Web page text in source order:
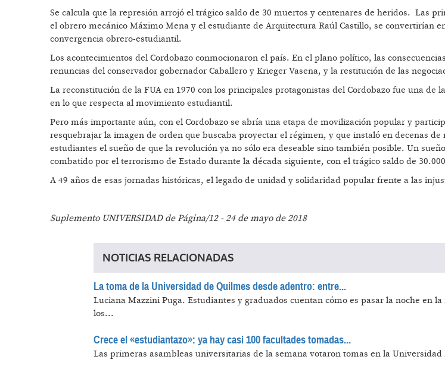
Se calcula que la represión arrojó el trágico saldo de 30 muertos y centenares de heridos. Las
el obrero mecánico Máximo Mena y el estudiante de Arquitectura Raúl Castillo, se convertirían
convergencia obrero-estudiantil.
Los acontecimientos del Cordobazo conmocionaron el país. En el plano político, las
renuncias del conservador gobernador Caballero y Krieger Vasena, y la restitución de las
La reconstitución de la FUA en 1970 con los principales protagonistas del Cordobazo fue una de
en lo que respecta al movimiento estudiantil.
Pero más importante aún, con el Cordobazo se abría una etapa de movilización popular y
resquebrajar la imagen de orden que buscaba proyectar el régimen, y que instaló en decenas
estudiantes el sueño de que la revolución ya no sólo era deseable sino también posible. Un
combatido por el terrorismo de Estado durante la década siguiente, con el trágico saldo de
A 49 años de esas jornadas históricas, el legado de unidad y solidaridad popular frente a las
Suplemento UNIVERSIDAD de Página/12 - 24 de mayo de 2018
NOTICIAS RELACIONADAS
La toma de la Universidad de Quilmes desde adentro: entre...
Luciana Mazzini Puga. Estudiantes y graduados cuentan cómo es pasar la noche en
los...
Crece el «estudiantazo»: ya hay casi 100 facultades tomadas...
Las primeras asambleas universitarias de la semana votaron tomas en la